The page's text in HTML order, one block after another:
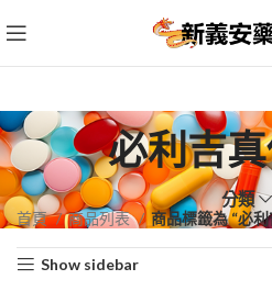
必利吉
分類
首頁 商品列表 商品標籤為 “必
Show sidebar